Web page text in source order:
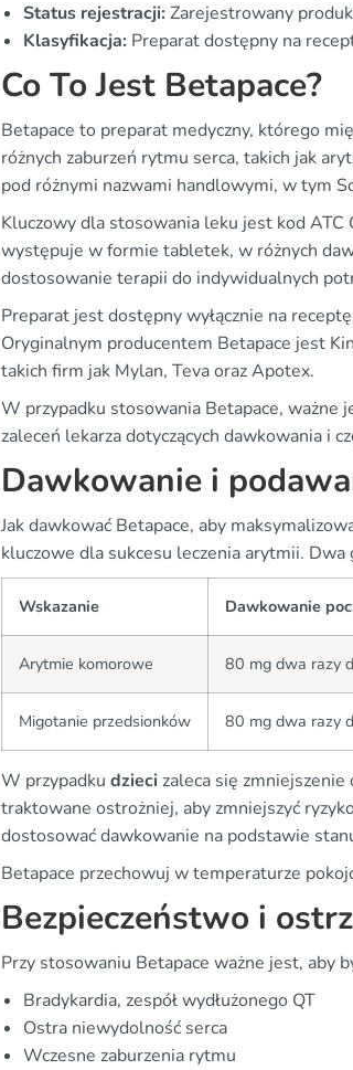
Status rejestracji:Zarejestrowany
Klasyfikacja: Preparat dostępny na
Co To Jest Betapace?
Betapace to preparat medyczny, którego
różnych zaburzeń rytmu serca, takich jak
pod różnymi nazwami handlowymi, w tym
Kluczowy dla stosowania leku jest kod
występuje w formie tabletek, w różnych
dostosowanie terapii do indywidualnych
Preparat jest dostępny wyłącznie na
Oryginalnym producentem Betapace jest
takich firm jak Mylan, Teva oraz Apotex.
W przypadku stosowania Betapace, ważne
zaleceń lekarza dotyczących dawkowania i
Dawkowanie i
Jak dawkować Betapace, aby
kluczowe dla sukcesu leczenia arytmii. Dwa
Wskazanie Dawkowanie
Arytmie komorowe 80 mg dwa razy
Migotanie przedsionków 80 mg dwa razy
W przypadku dzieci zaleca się
traktowane ostrożniej, aby zmniejszyć
dostosować dawkowanie na podstawie
Betapace przechowuj w temperaturze
Bezpieczeństwo i
Przy stosowaniu Betapace ważne jest, aby
Bradykardia, zespół wydłużonego QT
Ostra niewydolność serca
Wczesne zaburzenia rytmu